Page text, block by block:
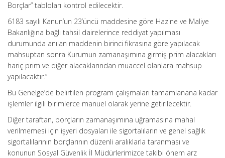
Borçlar” tabloları kontrol edilecektir.
6183 sayılı Kanun’un 23’üncü maddesine göre Hazine ve Maliye
Bakanlığına bağlı tahsil dairelerince reddiyat yapılması
durumunda anılan maddenin birinci fıkrasına göre yapılacak
mahsuptan sonra Kurumun zamanaşımına girmiş prim alacakları
hariç prim ve diğer alacaklarından muaccel olanlara mahsup
yapılacaktır.”
Bu Genelge’de belirtilen program çalışmaları tamamlanana kadar
işlemler ilgili birimlerce manuel olarak yerine getirilecektir.
Diğer taraftan, borçların zamanaşımına uğramasına mahal
verilmemesi için işyeri dosyaları ile sigortalıların ve genel sağlık
sigortalılarının borçlarının düzenli aralıklarla taranması ve
konunun Sosyal Güvenlik İl Müdürlerimizce takibi önem arz